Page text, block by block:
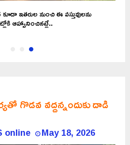
ఇతరుల నుంచి ఈ వస్తువులను
ఆహ్వానించినట్లే..
గొడవ వద్దన్నందుకు దాడి
online May 18, 2026